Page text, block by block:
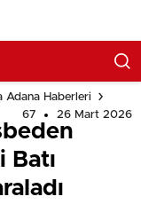
Adana Haberleri
67
26 Mart 2026
Batı